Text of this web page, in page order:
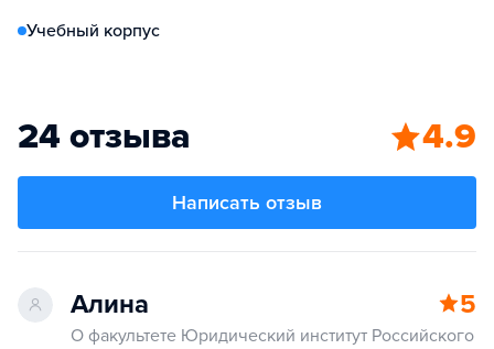
Учебный корпус
24 отзыва 4.9
Написать отзыв
Алина 5
О факультете Юридический институт Российского